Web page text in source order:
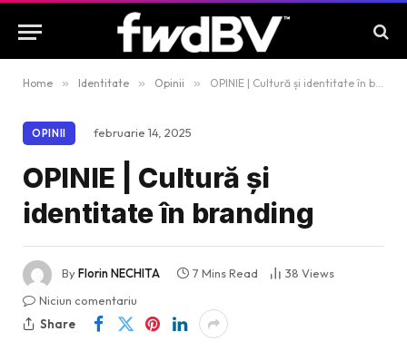
Home » Identitate » Opinii » OPINIE | Cultură și identitate în branding
OPINII februarie 14, 2025
OPINIE | Cultură și
identitate în branding
ByFlorin NECHITA 7 Mins Read 38 Views
Niciun comentariu
Share